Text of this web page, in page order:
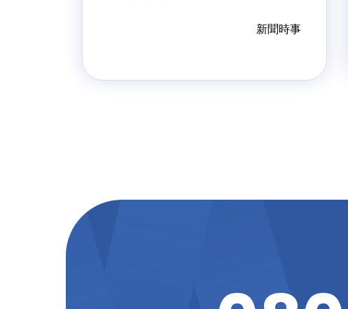
起實施，透過製造業加薪本國勞工增
施，協助企業穩定人力結構，同時兼
新聞時事